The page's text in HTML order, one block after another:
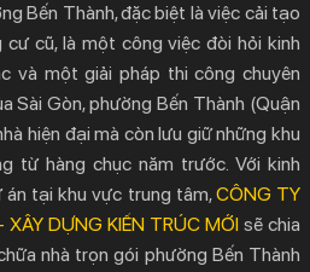
Tập Thể
Sửa Chữa Nhà Trọn Gói
Giải Pháp Thiết Kế Cho
Chung (Phòng khách – Bếp –
Bến Thành, đặc biệt là việc cải tạo
cũ, là một công việc đòi hỏi kinh
và một giải pháp thi công chuyên
Sài Gòn, phường Bến Thành (Quận
hiện đại mà còn lưu giữ những khu
từ hàng chục năm trước. Với kinh
án tại khu vực trung tâm,CÔNG TY
DỰNG KIẾN TRÚC MỚI sẽ chia
nhà trọn gói phường Bến Thành